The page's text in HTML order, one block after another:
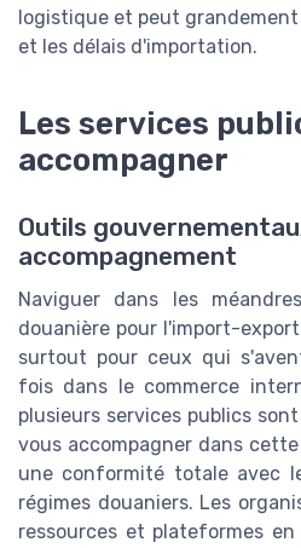
logistique et peut
et les délais d'importation.
Les services
accompagner
Outils
accompagnement
Naviguer dans les
douanière pour l'import-
surtout pour ceux qui
fois dans le commerce
plusieurs services publics
vous accompagner dans
une conformité totale avec
régimes douaniers. Les
ressources et plateformes